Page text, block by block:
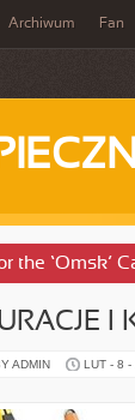
Archiwum Fan
the ‘Omsk’
I
ADMIN LUT - 8 -